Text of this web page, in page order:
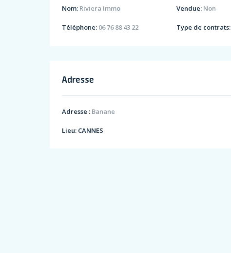
Nom: Riviera Immo
Téléphone: 06 76 88 43 22
Vendue: Non
Type de contrats:
Adresse
Adresse : Banane
Lieu: CANNES